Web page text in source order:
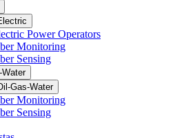
Power Operators
Monitoring
Sensing
Gas-Water
Monitoring
Sensing